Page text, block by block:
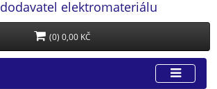
elektromateriálu
(0) 0,00 KČ